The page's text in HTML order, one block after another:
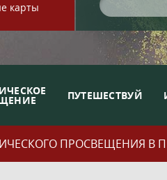
карты
ПУТЕШЕСТВУЙ
ПРОСВЕЩЕНИЯ В